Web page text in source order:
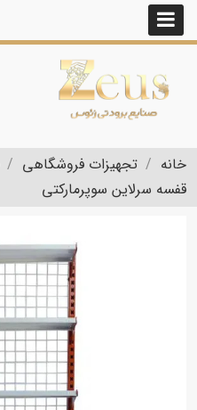
خانه تجهیزات فروشگاهی
قفسه سرلاین سوپرمارکتی